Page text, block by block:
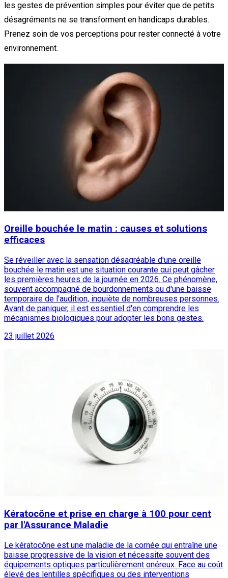
les gestes de prévention simples pour éviter que de petits
désagréments ne se transforment en handicaps durables.
Prenez soin de vos perceptions pour rester connecté à votre
environnement.
Oreille bouchée le matin : causes et solutions
efficaces
Se réveiller avec la sensation désagréable d'une oreille
bouchée le matin est une situation courante qui peut gâcher
les premières heures de la journée en 2026. Ce phénomène,
souvent accompagné de bourdonnements ou d'une baisse
temporaire de l'audition, inquiète de nombreuses personnes.
Avant de paniquer, il est essentiel d'en comprendre les
mécanismes biologiques pour adopter les bons gestes.
23 juillet 2026
Kératocône et prise en charge à 100 pour cent
par l'Assurance Maladie
Le kératocône est une maladie de la cornée qui entraîne une
baisse progressive de la vision et nécessite souvent des
équipements optiques particulièrement onéreux. Face au coût
élevé des lentilles spécifiques ou des interventions